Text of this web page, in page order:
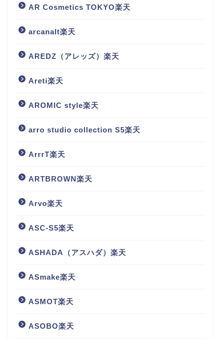
AR Cosmetics TOKYO楽天
arcanalt楽天
AREDZ（アレッズ）楽天
Areti楽天
AROMIC style楽天
arro studio collection S5楽天
ArrrT楽天
ARTBROWN楽天
Arvo楽天
ASC-S5楽天
ASHADA（アスハダ）楽天
ASmake楽天
ASMOT楽天
ASOBO楽天